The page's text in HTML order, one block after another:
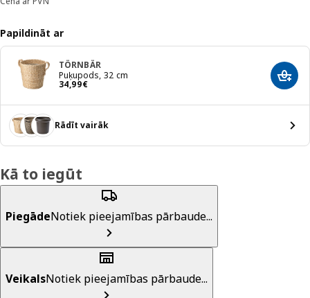
Papildināt ar
TÖRNBÄR
Puķupods, 32 cm
34,99€
Cena 34,99€
Rādīt vairāk
Kā to iegūt
PiegādeNotiek pieejamības pārbaude...
VeikalsNotiek pieejamības pārbaude...